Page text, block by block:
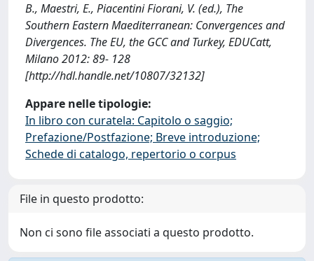
B., Maestri, E., Piacentini Fiorani, V. (ed.), The
Southern Eastern Maediterranean: Convergences and
Divergences. The EU, the GCC and Turkey, EDUCatt,
Milano 2012: 89- 128
[http://hdl.handle.net/10807/32132]
Appare nelle tipologie:
In libro con curatela: Capitolo o saggio;
Prefazione/Postfazione; Breve introduzione;
Schede di catalogo, repertorio o corpus
File in questo prodotto:
Non ci sono file associati a questo prodotto.